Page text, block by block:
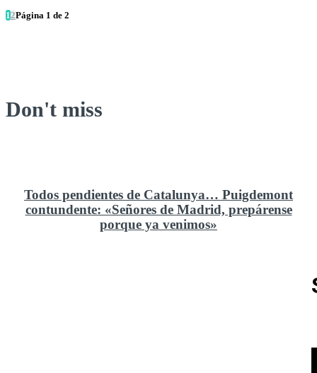
1 2Página 1 de 2
Don't miss
Todos pendientes de Catalunya… Puigdemont
contundente: «Señores de Madrid, prepárense
porque ya venimos»